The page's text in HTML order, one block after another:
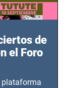
de
el Foro
plataforma